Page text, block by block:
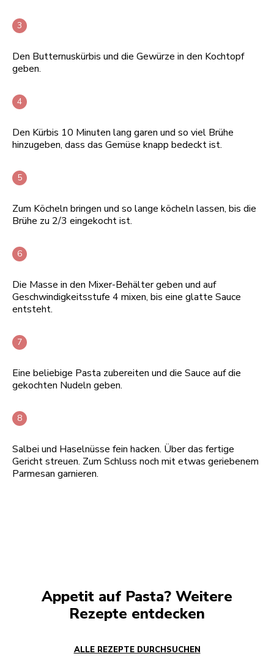
Den Butternuskürbis und die Gewürze in den Kochtopf
geben.
Den Kürbis 10 Minuten lang garen und so viel Brühe
hinzugeben, dass das Gemüse knapp bedeckt ist.
Zum Köcheln bringen und so lange köcheln lassen, bis die
Brühe zu 2/3 eingekocht ist.
Die Masse in den Mixer-Behälter geben und auf
Geschwindigkeitsstufe 4 mixen, bis eine glatte Sauce
entsteht.
Eine beliebige Pasta zubereiten und die Sauce auf die
gekochten Nudeln geben.
Salbei und Haselnüsse fein hacken. Über das fertige
Gericht streuen. Zum Schluss noch mit etwas geriebenem
Parmesan garnieren.
Appetit auf Pasta? Weitere
Rezepte entdecken
ALLE REZEPTE DURCHSUCHEN